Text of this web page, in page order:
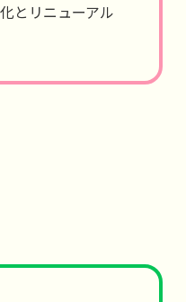
とリニューアル